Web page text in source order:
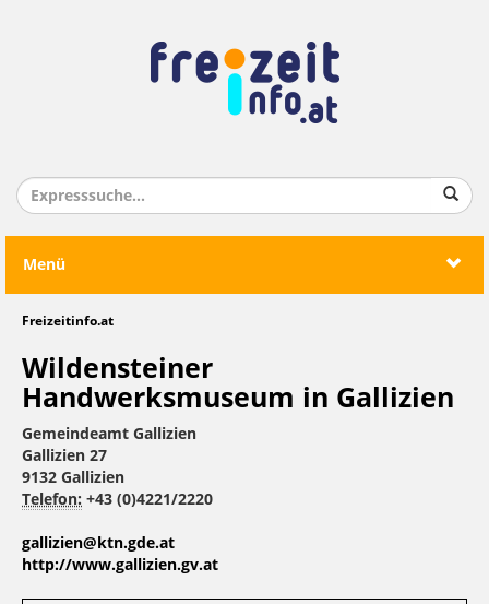
Menü
Freizeitinfo.at
Wildensteiner
Handwerksmuseum in Gallizien
Gemeindeamt Gallizien
Gallizien 27
9132 Gallizien
Telefon: +43 (0)4221/2220
gallizien@ktn.gde.at
http://www.gallizien.gv.at